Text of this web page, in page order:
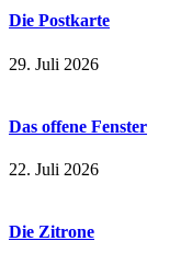
Die Postkarte
29. Juli 2026
Das offene Fenster
22. Juli 2026
Die Zitrone